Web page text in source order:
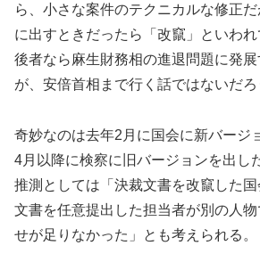
ら、小さな案件のテクニカルな修正
に出すときだったら「改竄」といわれ
後者なら麻生財務相の進退問題に発
が、安倍首相まで行く話ではないだろ
奇妙なのは去年2月に国会に新バージ
4月以降に検察に旧バージョンを出し
推測としては「決裁文書を改竄した
文書を任意提出した担当者が別の人
せが足りなかった」とも考えられる。